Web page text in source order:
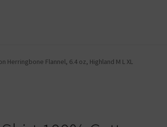
Konto Shop Warenkorb
Herringbone Flannel, 6.4 oz, Highland M L XL